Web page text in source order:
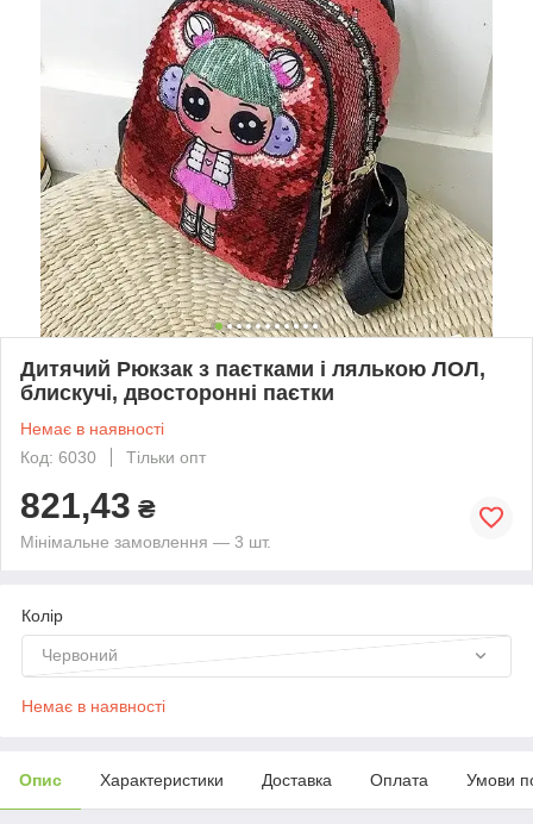
Дитячий Рюкзак з паєтками і лялькою ЛОЛ,
блискучі, двосторонні паєтки
Немає в наявності
Код: 6030
Тільки опт
821,43 ₴
Мінімальне замовлення — 3 шт.
Колір
Червоний
Немає в наявності
Опис Характеристики Доставка Оплата Умови